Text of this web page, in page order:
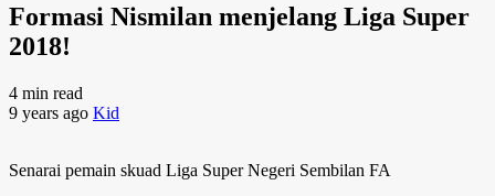
Formasi Nismilan menjelang Liga Super
2018!
4 min read
9 years ago Kid
Senarai pemain skuad Liga Super Negeri Sembilan FA